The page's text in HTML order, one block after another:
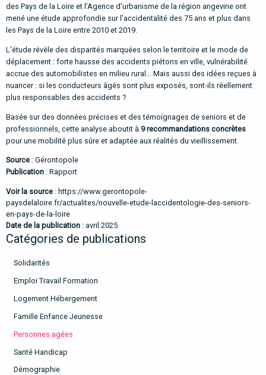
des Pays de la Loire et l’Agence d’urbanisme de la région angevine ont
mené une étude approfondie sur l’accidentalité des 75 ans et plus dans
les Pays de la Loire entre 2010 et 2019.
L’étude révèle des disparités marquées selon le territoire et le mode de
déplacement : forte hausse des accidents piétons en ville, vulnérabilité
accrue des automobilistes en milieu rural… Mais aussi des idées reçues à
nuancer : si les conducteurs âgés sont plus exposés, sont-ils réellement
plus responsables des accidents ?
Basée sur des données précises et des témoignages de seniors et de
professionnels, cette analyse aboutit à 9 recommandations concrètes
pour une mobilité plus sûre et adaptée aux réalités du vieillissement.
Source : Gérontopole
Publication : Rapport
Voir la source : https://www.gerontopole-
paysdelaloire.fr/actualites/nouvelle-etude-laccidentologie-des-seniors-
en-pays-de-la-loire
Date de la publication : avril 2025
Catégories de publications
Solidarités
Emploi Travail Formation
Logement Hébergement
Famille Enfance Jeunesse
Personnes agées
Santé Handicap
Démographie